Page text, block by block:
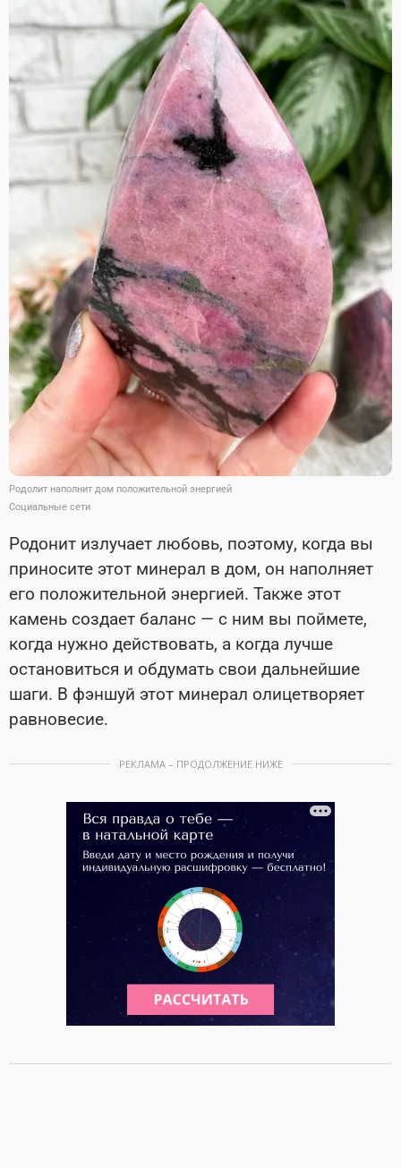
Родолит наполнит дом положительной энергией
Социальные сети
Родонит излучает любовь, поэтому, когда вы
приносите этот минерал в дом, он наполняет
его положительной энергией. Также этот
камень создает баланс — с ним вы поймете,
когда нужно действовать, а когда лучше
остановиться и обдумать свои дальнейшие
шаги. В фэншуй этот минерал олицетворяет
равновесие.
РЕКЛАМА – ПРОДОЛЖЕНИЕ НИЖЕ